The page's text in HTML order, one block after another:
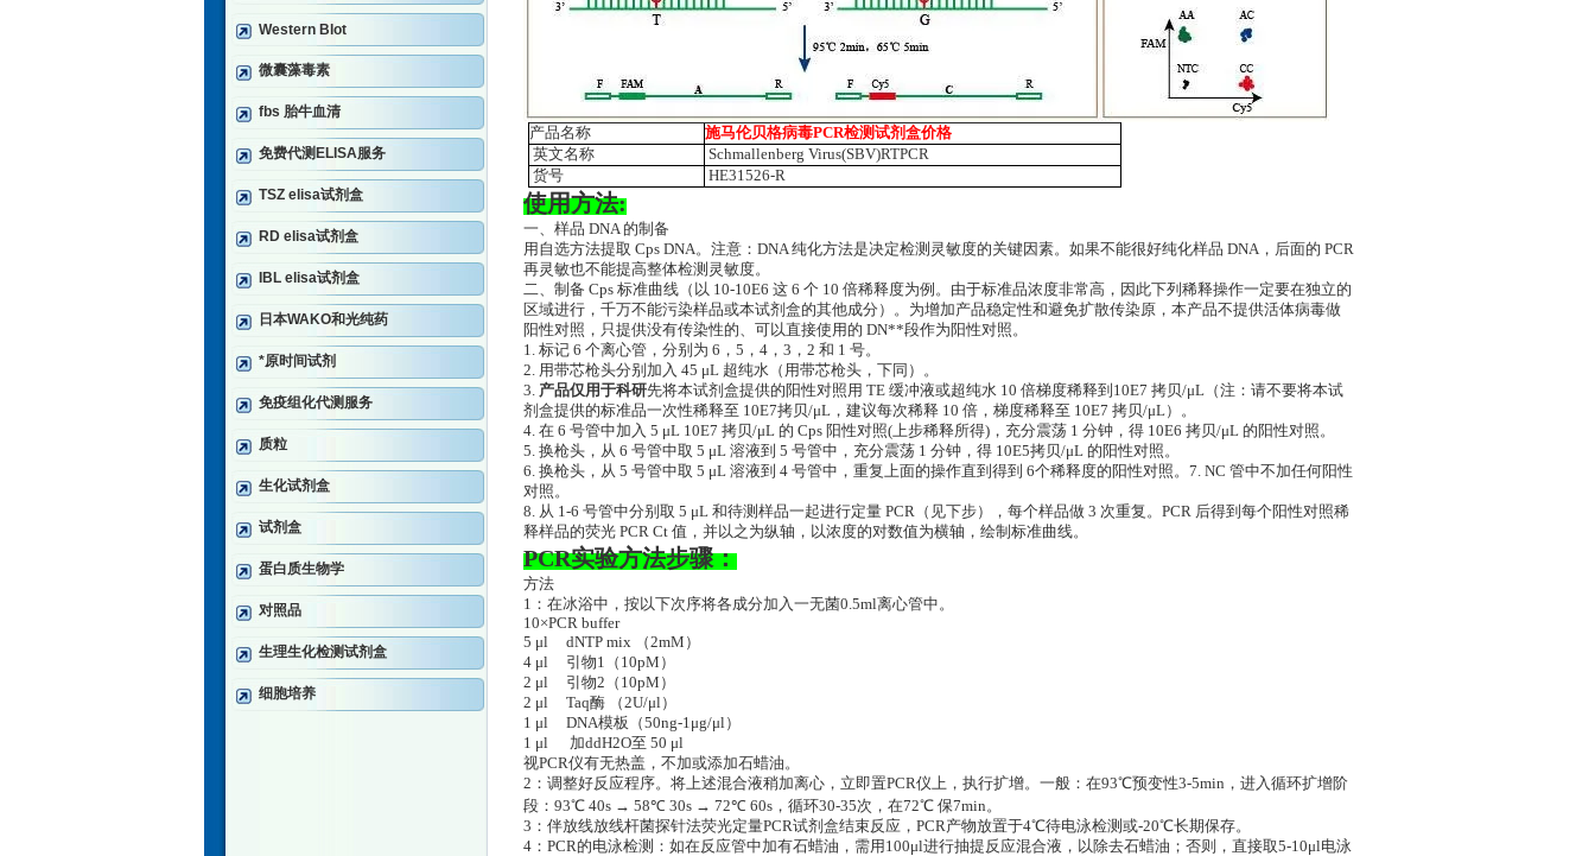
Western Blot
微囊藻毒素
fbs 胎牛血清
免费代测ELISA服务
TSZ elisa试剂盒
RD elisa试剂盒
IBL elisa试剂盒
日本WAKO和光纯药
*原时间试剂
免疫组化代测服务
质粒
生化试剂盒
试剂盒
蛋白质生物学
对照品
生理生化检测试剂盒
细胞培养
产品名称
施马伦贝格病毒PCR检测试剂盒价格
英文名称
Schmallenberg Virus(SBV)RTPCR
货号
HE31526-R
使用方法:
一、样品 DNA 的制备
用自选方法提取 Cps DNA。注意：DNA 纯化方法是决定检测灵敏度的关键因素。如果不能很好纯化样品 DNA，后面的 PCR
再灵敏也不能提高整体检测灵敏度。
二、制备 Cps 标准曲线（以 10-10E6 这 6 个 10 倍稀释度为例。由于标准品浓度非常高，因此下列稀释操作一定要在独立的
区域进行，千万不能污染样品或本试剂盒的其他成分）。为增加产品稳定性和避免扩散传染原，本产品不提供活体病毒做
阳性对照，只提供没有传染性的、可以直接使用的 DN**段作为阳性对照。
1. 标记 6 个离心管，分别为 6，5，4，3，2 和 1 号。
2. 用带芯枪头分别加入 45 μL 超纯水（用带芯枪头，下同）。
3. 产品仅用于科研先将本试剂盒提供的阳性对照用 TE 缓冲液或超纯水 10 倍梯度稀释到10E7 拷贝/μL（注：请不要将本试
剂盒提供的标准品一次性稀释至 10E7拷贝/μL，建议每次稀释 10 倍，梯度稀释至 10E7 拷贝/μL）。
4. 在 6 号管中加入 5 μL 10E7 拷贝/μL 的 Cps 阳性对照(上步稀释所得)，充分震荡 1 分钟，得 10E6 拷贝/μL 的阳性对照。
5. 换枪头，从 6 号管中取 5 μL 溶液到 5 号管中，充分震荡 1 分钟，得 10E5拷贝/μL 的阳性对照。
6. 换枪头，从 5 号管中取 5 μL 溶液到 4 号管中，重复上面的操作直到得到 6个稀释度的阳性对照。7. NC 管中不加任何阳性
对照。
8. 从 1-6 号管中分别取 5 μL 和待测样品一起进行定量 PCR（见下步），每个样品做 3 次重复。PCR 后得到每个阳性对照稀
释样品的荧光 PCR Ct 值，并以之为纵轴，以浓度的对数值为横轴，绘制标准曲线。
PCR实验方法步骤：
方法
1：在冰浴中，按以下次序将各成分加入一无菌0.5ml离心管中。
10×PCR buffer
5 μl dNTP mix （2mM）
4 μl 引物1（10pM）
2 μl 引物2（10pM）
2 μl Taq酶 （2U/μl）
1 μl DNA模板（50ng-1μg/μl）
1 μl 加ddH2O至 50 μl
视PCR仪有无热盖，不加或添加石蜡油。
2：调整好反应程序。将上述混合液稍加离心，立即置PCR仪上，执行扩增。一般：在93℃预变性3-5min，进入循环扩增阶
段：93℃ 40s → 58℃ 30s → 72℃ 60s，循环30-35次，在72℃ 保7min。
3：伴放线放线杆菌探针法荧光定量PCR试剂盒结束反应，PCR产物放置于4℃待电泳检测或-20℃长期保存。
4：PCR的电泳检测：如在反应管中加有石蜡油，需用100μl进行抽提反应混合液，以除去石蜡油；否则，直接取5-10μl电泳